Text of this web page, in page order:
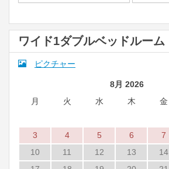
ワイド1ダブルベッドルーム
ピクチャー
8月 2026
月
火 水 木 金
3
4 5 6 7
10
11 12 13 14